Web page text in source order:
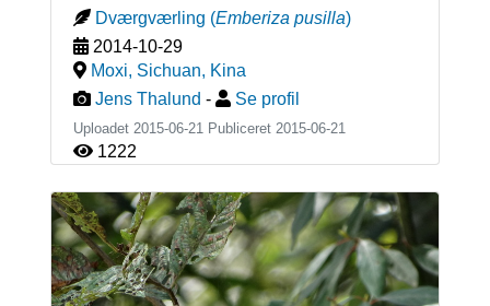
Dværgværling (Emberiza pusilla)
2014-10-29
Moxi, Sichuan, Kina
Jens Thalund - Se profil
Uploadet 2015-06-21 Publiceret 2015-06-21
1222